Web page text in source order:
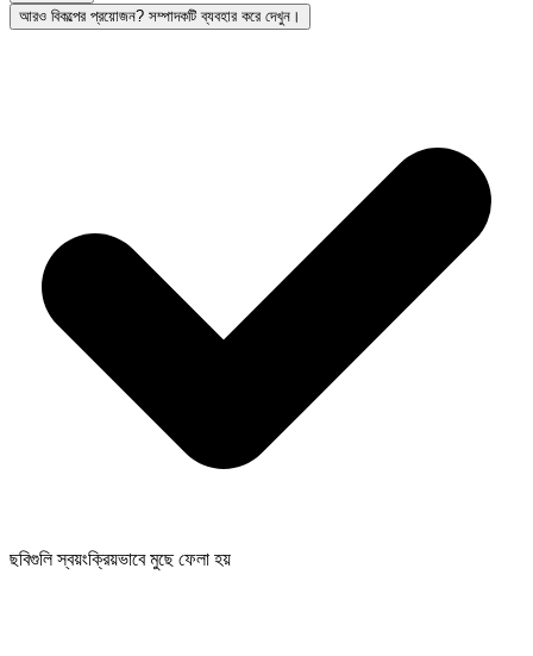
আরও বিকল্পের প্রয়োজন? সম্পাদকটি ব্যবহার করে দেখুন।
ছবিগুলি স্বয়ংক্রিয়ভাবে মুছে ফেলা হয়